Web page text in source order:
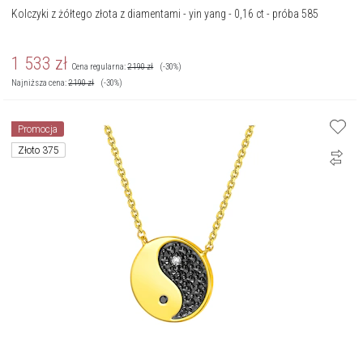
Kolczyki z żółtego złota z diamentami - yin yang - 0,16 ct - próba 585
1 533 zł Cena regularna:2 190zł
(-30%)
Najniższa cena:2 190zł (-30%)
Promocja
Złoto 375